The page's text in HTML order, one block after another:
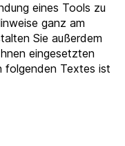
eines Tools zu
ganz am
Sie außerdem
eingesetzten
folgenden Textes ist